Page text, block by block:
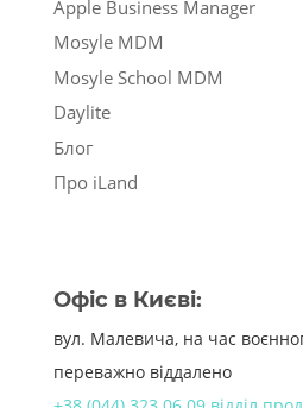
Apple Business Manager
Mosyle MDM
Mosyle School MDM
Daylite
Блог
Про iLand
Офіс в Києві:
вул. Малевича, на час
переважно віддалено